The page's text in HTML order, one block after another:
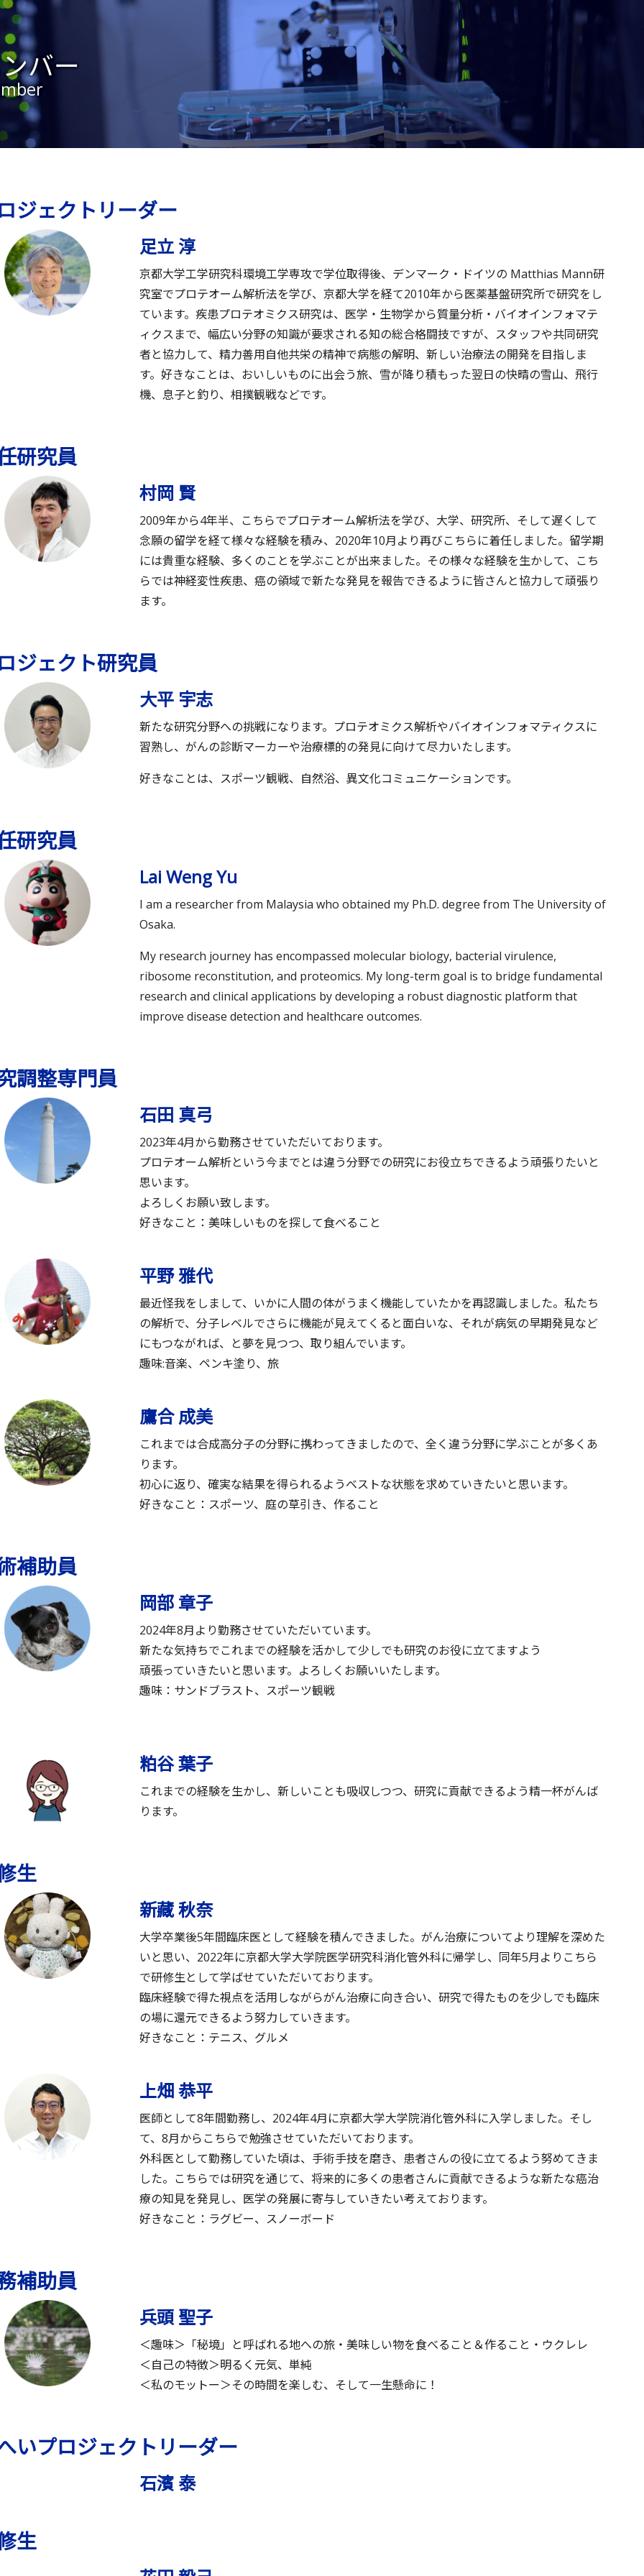
バー
ジェクトリーダー
足立 淳
京都大学工学研究科環境工学専攻で学位取得後、デンマーク・ドイツの Matthias Mann研
究室でプロテオーム解析法を学び、京都大学を経て2010年から医薬基盤研究所で研究をし
ています。疾患プロテオミクス研究は、医学・生物学から質量分析・バイオインフォマテ
ィクスまで、幅広い分野の知識が要求される知の総合格闘技ですが、スタッフや共同研究
者と協力して、精力善用自他共栄の精神で病態の解明、新しい治療法の開発を目指しま
す。好きなことは、おいしいものに出会う旅、雪が降り積もった翌日の快晴の雪山、飛行
機、息子と釣り、相撲観戦などです。
研究員
村岡 賢
2009年から4年半、こちらでプロテオーム解析法を学び、大学、研究所、そして遅くして
念願の留学を経て様々な経験を積み、2020年10月より再びこちらに着任しました。留学期
には貴重な経験、多くのことを学ぶことが出来ました。その様々な経験を生かして、こち
らでは神経変性疾患、癌の領域で新たな発見を報告できるように皆さんと協力して頑張り
ます。
ジェクト研究員
大平 宇志
新たな研究分野への挑戦になります。プロテオミクス解析やバイオインフォマティクスに
習熟し、がんの診断マーカーや治療標的の発見に向けて尽力いたします。
好きなことは、スポーツ観戦、自然浴、異文化コミュニケーションです。
研究員
Lai Weng Yu
I am a researcher from Malaysia who obtained my Ph.D. degree from The University of
Osaka.
My research journey has encompassed molecular biology, bacterial virulence,
ribosome reconstitution, and proteomics. My long-term goal is to bridge fundamental
research and clinical applications by developing a robust diagnostic platform that
improve disease detection and healthcare outcomes.
調整専門員
石田 真弓
2023年4月から勤務させていただいております。
プロテオーム解析という今までとは違う分野での研究にお役立ちできるよう頑張りたいと
思います。
よろしくお願い致します。
好きなこと：美味しいものを探して食べること
平野 雅代
最近怪我をしまして、いかに人間の体がうまく機能していたかを再認識しました。私たち
の解析で、分子レベルでさらに機能が見えてくると面白いな、それが病気の早期発見など
にもつながれば、と夢を見つつ、取り組んでいます。
趣味:音楽、ペンキ塗り、旅
鷹合 成美
これまでは合成高分子の分野に携わってきましたので、全く違う分野に学ぶことが多くあ
ります。
初心に返り、確実な結果を得られるようベストな状態を求めていきたいと思います。
好きなこと：スポーツ、庭の草引き、作ること
補助員
岡部 章子
2024年8月より勤務させていただいています。
新たな気持ちでこれまでの経験を活かして少しでも研究のお役に立てますよう
頑張っていきたいと思います。よろしくお願いいたします。
趣味：サンドブラスト、スポーツ観戦
粕谷 葉子
これまでの経験を生かし、新しいことも吸収しつつ、研究に貢献できるよう精一杯がんば
ります。
生
新藏 秋奈
大学卒業後5年間臨床医として経験を積んできました。がん治療についてより理解を深めた
いと思い、2022年に京都大学大学院医学研究科消化管外科に帰学し、同年5月よりこちら
で研修生として学ばせていただいております。
臨床経験で得た視点を活用しながらがん治療に向き合い、研究で得たものを少しでも臨床
の場に還元できるよう努力していきます。
好きなこと：テニス、グルメ
上畑 恭平
医師として8年間勤務し、2024年4月に京都大学大学院消化管外科に入学しました。そし
て、8月からこちらで勉強させていただいております。
外科医として勤務していた頃は、手術手技を磨き、患者さんの役に立てるよう努めてきま
した。こちらでは研究を通じて、将来的に多くの患者さんに貢献できるような新たな癌治
療の知見を発見し、医学の発展に寄与していきたい考えております。
好きなこと：ラグビー、スノーボード
補助員
兵頭 聖子
＜趣味＞「秘境」と呼ばれる地への旅・美味しい物を食べること＆作ること・ウクレレ
＜自己の特徴＞明るく元気、単純
＜私のモットー＞その時間を楽しむ、そして一生懸命に！
いプロジェクトリーダー
石濱 泰
生